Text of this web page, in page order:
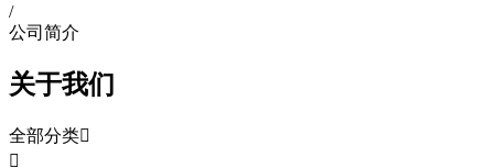
/
公司简介
关于我们
全部分类
